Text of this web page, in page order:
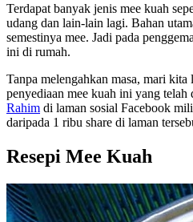
Terdapat banyak jenis mee kuah
udang dan lain-lain lagi. Bahan
semestinya mee. Jadi pada
ini di rumah.
Tanpa melengahkan masa, mari kita
penyediaan mee kuah ini yang telah
Rahim di laman sosial Facebook
daripada 1 ribu share di laman
Resepi Mee Kuah